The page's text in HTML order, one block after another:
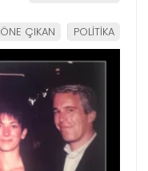
ÖNE ÇIKAN POLİTİKA